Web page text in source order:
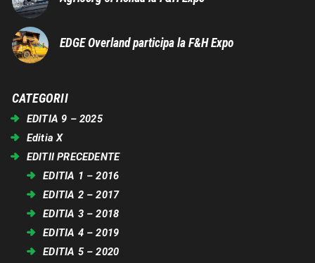
EDGE Overland participa la F&H Expo
CATEGORII
EDITIA 9 – 2025
Editia X
EDITII PRECEDENTE
EDITIA 1 – 2016
EDITIA 2 – 2017
EDITIA 3 – 2018
EDITIA 4 – 2019
EDITIA 5 – 2020